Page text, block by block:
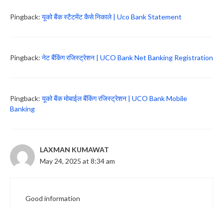
Pingback: यूको बैंक स्टैटमेंट कैसे निकाले | Uco Bank Statement
Pingback: नेट बैंकिंग रजिस्ट्रेशन | UCO Bank Net Banking Registration
Pingback: यूको बैंक मोबाईल बैंकिंग रजिस्ट्रेशन | UCO Bank Mobile
Banking
LAXMAN KUMAWAT
May 24, 2025 at 8:34 am
Good information